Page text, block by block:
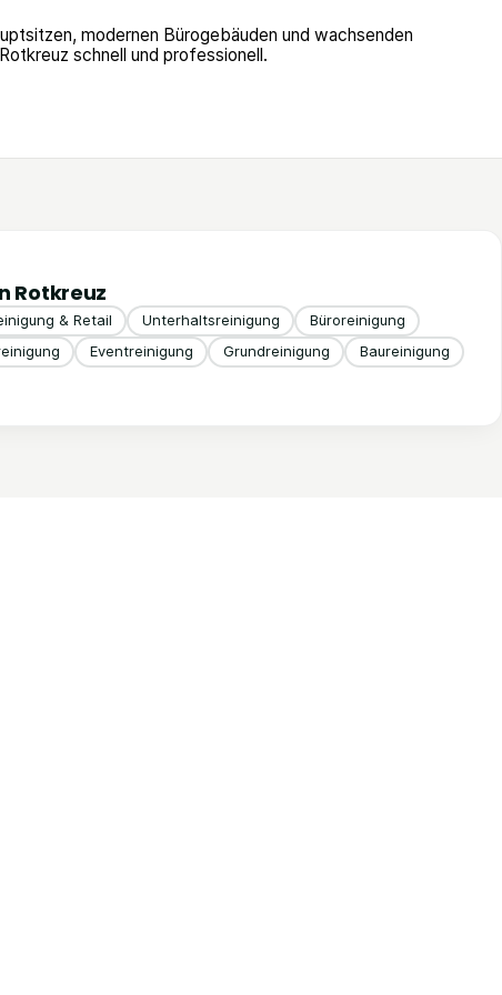
modernen Bürogebäuden und wachsenden
schnell und professionell.
Rotkreuz
& Retail Unterhaltsreinigung
Büroreinigung
Eventreinigung Grundreinigung
Baureinigung